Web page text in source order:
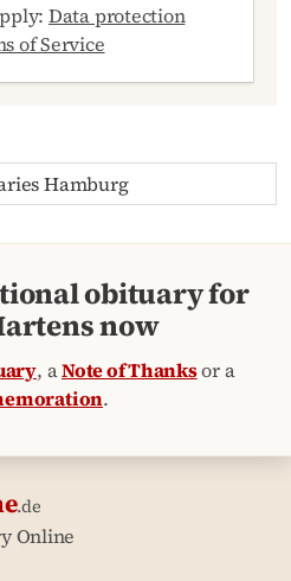
Data protection
of Service
Hamburg
obituary for
now
, aNote of Thanksor a
.
.de
Online